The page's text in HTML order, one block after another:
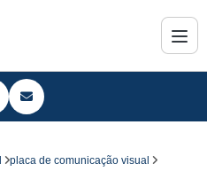
placa de comunicação visual